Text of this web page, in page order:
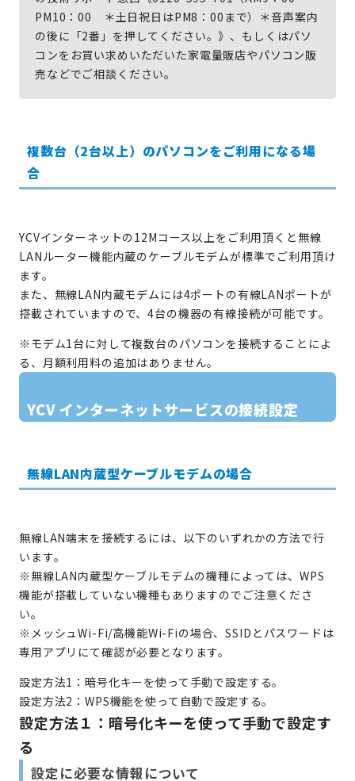
PM10：00 ＊土日祝日はPM8：00まで）＊音声案内
の後に「2番」を押してください。》、もしくはパソ
コンをお買い求めいただいた家電量販店やパソコン販
売などでご相談ください。
複数台（2台以上）のパソコンをご利用になる場
合
YCVインターネットの12Mコース以上をご利用頂くと無線
LANルーター機能内蔵のケーブルモデムが標準でご利用頂け
ます。
また、無線LAN内蔵モデムには4ポートの有線LANポートが
搭載されていますので、4台の機器の有線接続が可能です。
※モデム1台に対して複数台のパソコンを接続することによ
る、月額利用料の追加はありません。
YCV インターネットサービスの接続設定
無線LAN内蔵型ケーブルモデムの場合
無線LAN端末を接続するには、以下のいずれかの方法で行
います。
※無線LAN内蔵型ケーブルモデムの機種によっては、WPS
機能が搭載していない機種もありますのでご注意くださ
い。
※メッシュWi-Fi/高機能Wi-Fiの場合、SSIDとパスワードは
専用アプリにて確認が必要となります。
設定方法1：暗号化キーを使って手動で設定する。
設定方法2：WPS機能を使って自動で設定する。
設定方法１：暗号化キーを使って手動で設定す
る
設定に必要な情報について